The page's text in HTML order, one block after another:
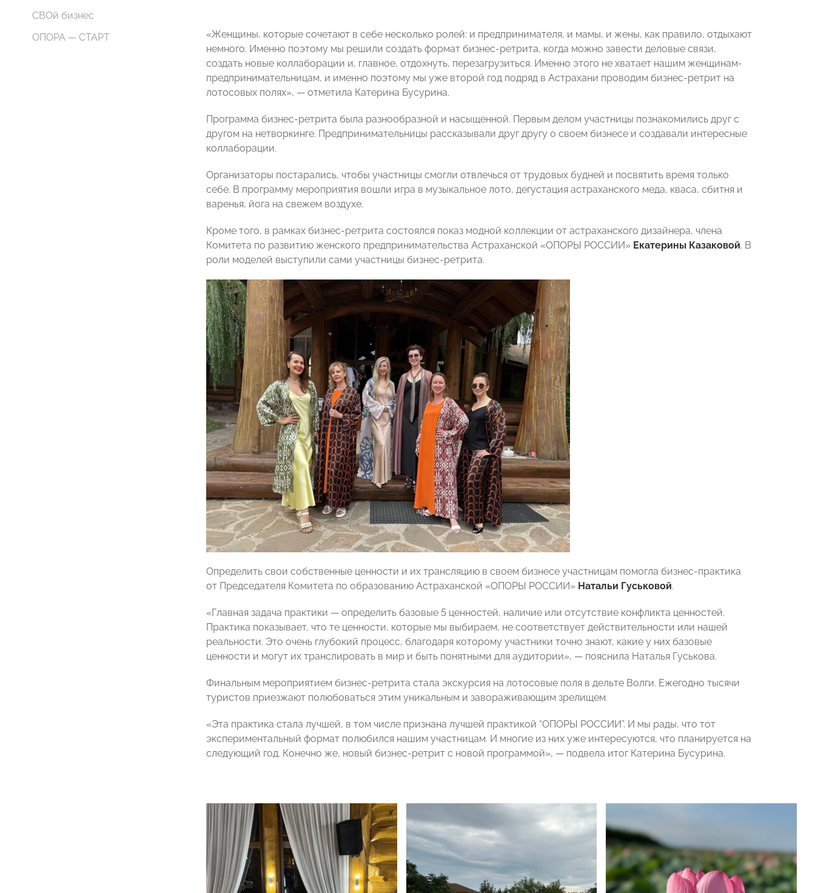
СВОй бизнес
ОПОРА — СТАРТ
«Женщины, которые сочетают в себе несколько ролей: и предпринимателя, и мамы, и жены, как правило, отдыхают
немного. Именно поэтому мы решили создать формат бизнес-ретрита, когда можно завести деловые связи,
создать новые коллаборации и, главное, отдохнуть, перезагрузиться. Именно этого не хватает нашим женщинам-
предпринимательницам, и именно поэтому мы уже второй год подряд в Астрахани проводим бизнес-ретрит на
лотосовых полях», — отметила Катерина Бусурина.
Программа бизнес-ретрита была разнообразной и насыщенной. Первым делом участницы познакомились друг с
другом на нетворкинге. Предпринимательницы рассказывали друг другу о своем бизнесе и создавали интересные
коллаборации.
Организаторы постарались, чтобы участницы смогли отвлечься от трудовых будней и посвятить время только
себе. В программу мероприятия вошли игра в музыкальное лото, дегустация астраханского меда, кваса, сбитня и
варенья, йога на свежем воздухе.
Кроме того, в рамках бизнес-ретрита состоялся показ модной коллекции от астраханского дизайнера, члена
Комитета по развитию женского предпринимательства Астраханской «ОПОРЫ РОССИИ» Екатерины Казаковой. В
роли моделей выступили сами участницы бизнес-ретрита.
Определить свои собственные ценности и их трансляцию в своем бизнесе участницам помогла бизнес-практика
от Председателя Комитета по образованию Астраханской «ОПОРЫ РОССИИ» Натальи Гуськовой.
«Главная задача практики — определить базовые 5 ценностей, наличие или отсутствие конфликта ценностей.
Практика показывает, что те ценности, которые мы выбираем, не соответствует действительности или нашей
реальности. Это очень глубокий процесс, благодаря которому участники точно знают, какие у них базовые
ценности и могут их транслировать в мир и быть понятными для аудитории», — пояснила Наталья Гуськова.
Финальным мероприятием бизнес-ретрита стала экскурсия на лотосовые поля в дельте Волги. Ежегодно тысячи
туристов приезжают полюбоваться этим уникальным и завораживающим зрелищем.
«Эта практика стала лучшей, в том числе признана лучшей практикой “ОПОРЫ РОССИИ”. И мы рады, что тот
экспериментальный формат полюбился нашим участницам. И многие из них уже интересуются, что планируется на
следующий год. Конечно же, новый бизнес-ретрит с новой программой», — подвела итог Катерина Бусурина.